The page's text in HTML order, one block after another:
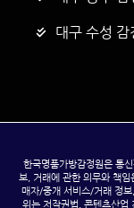
대구 수성 감
한국명품가방감정원은 통
보, 거래에 관한 의무와 책
매자/중개 서비스/거래 정
위는 저작권법, 콘텐츠산업